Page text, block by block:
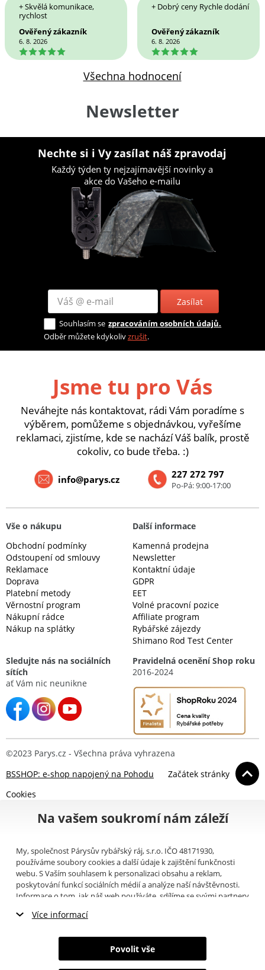
+ Skvělá komunikace,
rychlost
Ověřený zákazník
6. 8. 2026
5
+ Dobrý ceny Rychle dodání
Ověřený zákazník
6. 8. 2026
5
Všechna hodnocení
Newsletter
Nechte si i Vy zasílat náš zpravodaj
Každý týden ty nejzajímavější novinky a
akce do Vašeho e-mailu
Zasílat
Souhlasím se zpracováním osobních údajů.
Odběr můžete kdykolivzrušit.
Jsme tu pro Vás
Neváhejte nás kontaktovat, rádi Vám poradíme s
výběrem, pomůžeme s objednávkou, vyřešíme
reklamaci, zjistíme, kde se nachází Váš balík, prostě
cokoliv, co bude třeba. :)
227 272 797
Po-Pá: 9:00-17:00
info@parys.cz
Vše o nákupu
Obchodní podmínky
Odstoupení od smlouvy
Reklamace
Doprava
Platební metody
Věrnostní program
Nákupní rádce
Nákup na splátky
Další informace
Kamenná prodejna
Newsletter
Kontaktní údaje
GDPR
EET
Volné pracovní pozice
Affiliate program
Rybářské zájezdy
Shimano Rod Test Center
Sledujte nás na sociálních
sítích
ať Vám nic neunikne
Pravidelná ocenění Shop roku
2016-2024
©2023 Parys.cz - Všechna práva vyhrazena
BSSHOP: e-shop napojený na Pohodu
Začátek stránky
Cookies
Na vašem soukromí nám záleží
My, společnost Párysův rybářský ráj, s.r.o. IČO 48171930,
používáme soubory cookies a další údaje k zajištění funkčnosti
webu. S Vaším souhlasem k personalizaci obsahu a reklam,
poskytování funkcí sociálních médií a analýze naší návštěvnosti.
Informace o tom, jak náš web používáte, sdílíme se svými partnery
můžete přečíst, jak tyto informace Google používá. Partneři tyto
poskytli nebo které získali v důsledku toho, že používáte jejich
služby. Tyto údaje zahrnují cookies, data z dalších úložišť, IP
adresu a další informace spojené s prohlížením webu. Svůj souhlas
Více informací
Nezbytné cookies
Marketingové cookies
Povolit vše